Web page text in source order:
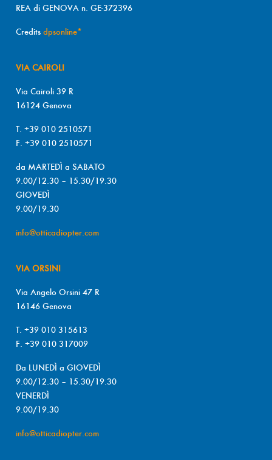
REA di GENOVA n. GE-372396
Credits dpsonline*
VIA CAIROLI
Via Cairoli 39 R
16124 Genova
T. +39 010 2510571
F. +39 010 2510571
da MARTEDÌ a SABATO
9.00/12.30 – 15.30/19.30
GIOVEDÌ
9.00/19.30
info@otticadiopter.com
VIA ORSINI
Via Angelo Orsini 47 R
16146 Genova
T. +39 010 315613
F. +39 010 317009
Da LUNEDÌ a GIOVEDÌ
9.00/12.30 – 15.30/19.30
VENERDÌ
9.00/19.30
info@otticadiopter.com